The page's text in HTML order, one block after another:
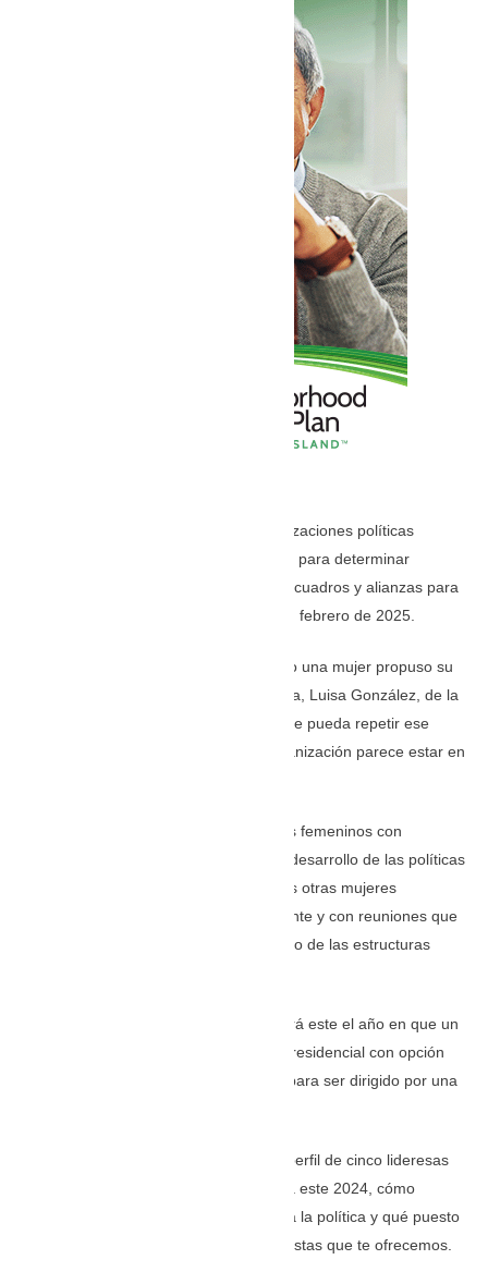
Pero también desde febrero, las organizaciones políticas
comenzarán a mover su tablero interno para determinar
quiénes serán sus representantes, sus cuadros y alianzas para
la elección que deberá desarrollarse en febrero de 2025.
En la elección adelantada de 2023, solo una mujer propuso su
nombre a la Presidencia de la República, Luisa González, de la
Revolución Ciudadana, y probablemente pueda repetir ese
camino, aunque su liderazgo en la organización parece estar en
En la Asamblea, asimismo, hay cuadros femeninos con
importante influencia en la política y el desarrollo de las políticas
del país. También desde las prefecturas otras mujeres
comienzan a ejercer un rol preponderante y con reuniones que
hacen prever un remezón político dentro de las estructuras
La pregunta que cabe hacerse es: ¿será este el año en que un
liderazgo femenino afronte la carrera presidencial con opción
ganadora?, ¿Ecuador está preparado para ser dirigido por una
En esta entrega LA HORA te ofrece el perfil de cinco lideresas
que se perfilan con gran influencia para este 2024, cómo
seguirlas, quiénes son, cómo llegaron a la política y qué puesto
ocupan actualmente son parte de las pistas que te ofrecemos.